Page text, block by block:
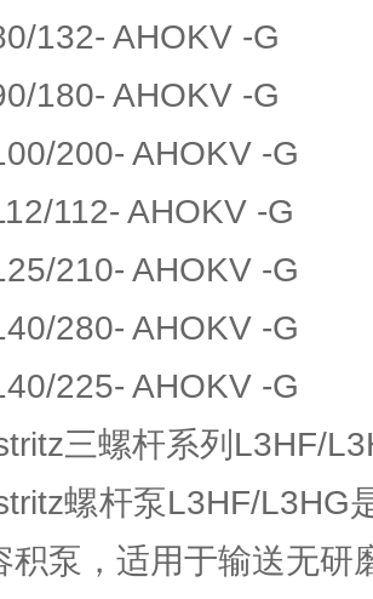
132- AHOKV -G
180- AHOKV -G
200- AHOKV -G
112- AHOKV -G
210- AHOKV -G
280- AHOKV -G
225- AHOKV -G
三螺杆系列L3HF/
螺杆泵L3HF/L3HG
积泵，适用于输送无研